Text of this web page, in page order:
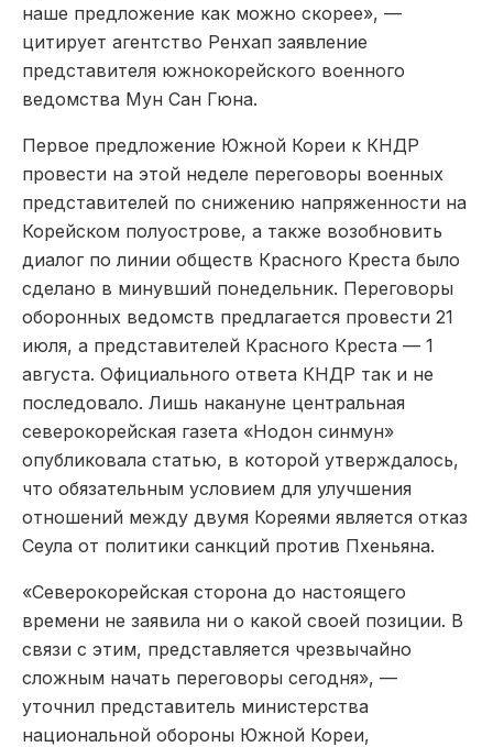
наше предложение как можно скорее», —
цитирует агентство Ренхап заявление
представителя южнокорейского военного
ведомства Мун Сан Гюна.
Первое предложение Южной Кореи к КНДР
провести на этой неделе переговоры военных
представителей по снижению напряженности на
Корейском полуострове, а также возобновить
диалог по линии обществ Красного Креста было
сделано в минувший понедельник. Переговоры
оборонных ведомств предлагается провести 21
июля, а представителей Красного Креста — 1
августа. Официального ответа КНДР так и не
последовало. Лишь накануне центральная
северокорейская газета «Нодон синмун»
опубликовала статью, в которой утверждалось,
что обязательным условием для улучшения
отношений между двумя Кореями является отказ
Сеула от политики санкций против Пхеньяна.
«Северокорейская сторона до настоящего
времени не заявила ни о какой своей позиции. В
связи с этим, представляется чрезвычайно
сложным начать переговоры сегодня», —
уточнил представитель министерства
национальной обороны Южной Кореи,